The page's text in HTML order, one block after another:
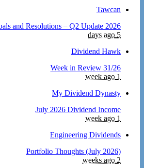
Tawcan
2026 Goals and Resolutions – Q2 Update
5 days ago
Dividend Hawk
Week in Review 31/26
1 week ago
My Dividend Dynasty
July 2026 Dividend Income
1 week ago
Engineering Dividends
Portfolio Thoughts (July 2026)
2 weeks ago